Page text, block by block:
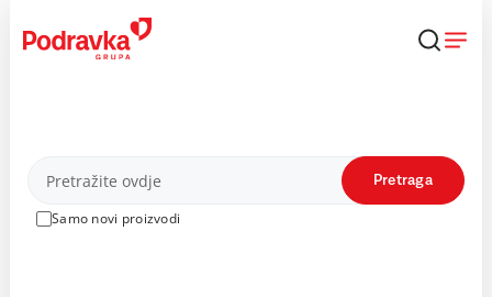
content
Proizvodi
Samo novi proizvodi
Pretraga